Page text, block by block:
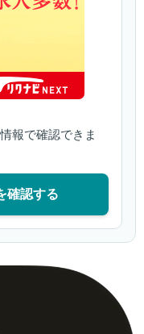
報で確認できま
確認する